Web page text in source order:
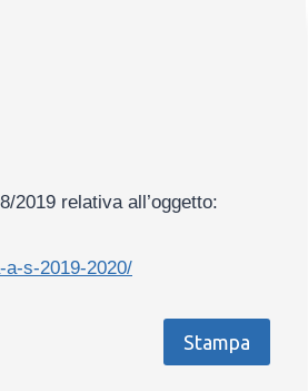
2019 relativa all’oggetto:
s-2019-2020/
Stampa